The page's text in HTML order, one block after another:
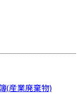
(産業廃棄物)